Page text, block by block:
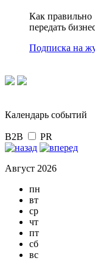
Как правильно
передать
Подписка на
Календарь событий
B2B PR
Август 2026
пн
вт
ср
чт
пт
сб
вс